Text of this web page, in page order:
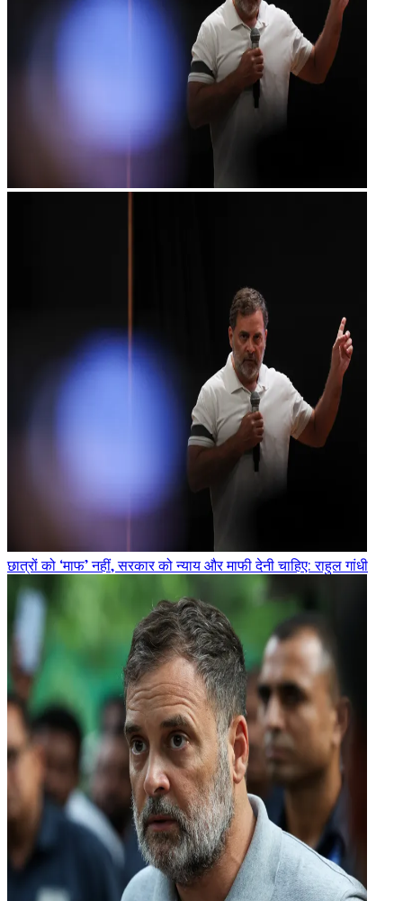
छात्रों को ‘माफ’ नहीं, सरकार को न्याय और माफी देनी चाहिए: राहुल गांधी